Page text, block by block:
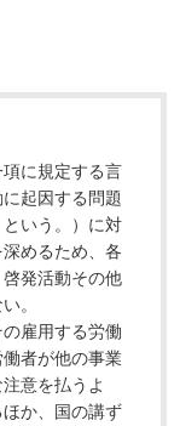
に規定する言
起因する問題
という。）に対
めるため、各
発活動その他
。
雇用する労働
者が他の事業
意を払うよ
か、国の講ず